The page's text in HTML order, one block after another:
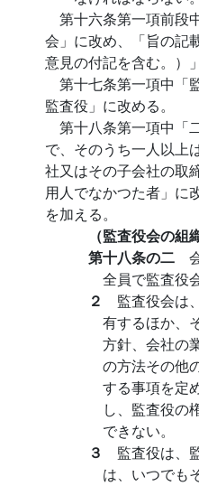
第十六条第一項前段
会」に改め、「旨の記
意見の付記を含む。）
第十七条第一項中「
監査役」に改める。
第十八条第一項中「
で、そのうち一人以上
社又はその子会社の取
用人でなかつた者」に
を加える。
（監査役会の組
第十八条の二
全員で監査役
２ 監査役会は
有するほか、
方針、会社の
の方法その他
する事項を定
し、監査役の
できない。
３ 監査役は、
は、いつでも